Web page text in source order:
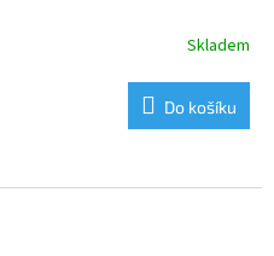
Skladem
Do košíku